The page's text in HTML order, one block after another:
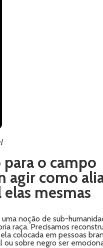
o campo
agir como
mesmas
noção de sub-
raça. Precisamos
colocada em pessoas
ou sobre negro ser